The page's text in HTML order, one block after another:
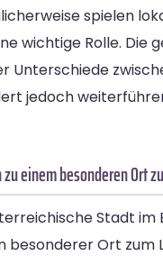
spielen
wichtige Rolle. Die
Unterschiede
jedoch
einem besonderen Ort
Stadt im
besonderer Ort zum